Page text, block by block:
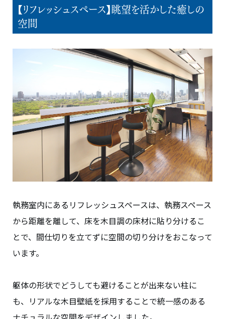
【リフレッシュスペース】眺望を活かした癒しの
空間
執務室内にあるリフレッシュスペースは、執務スペース
から距離を離して、床を木目調の床材に貼り分けるこ
とで、間仕切りを立てずに空間の切り分けをおこなって
います。
躯体の形状でどうしても避けることが出来ない柱に
も、リアルな木目壁紙を採用することで統一感のある